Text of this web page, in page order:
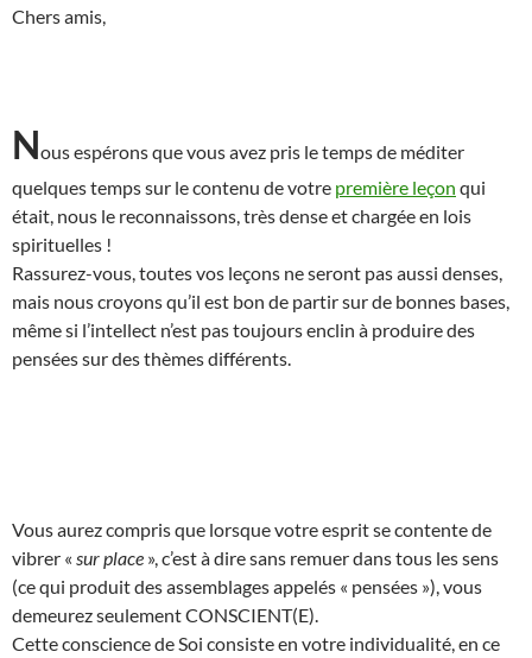
Chers amis,
Nous espérons que vous avez pris le temps de méditer
quelques temps sur le contenu de votre première leçon qui
était, nous le reconnaissons, très dense et chargée en lois
spirituelles !
Rassurez-vous, toutes vos leçons ne seront pas aussi denses,
mais nous croyons qu’il est bon de partir sur de bonnes bases,
même si l’intellect n’est pas toujours enclin à produire des
pensées sur des thèmes différents.
Vous aurez compris que lorsque votre esprit se contente de
vibrer « sur place », c’est à dire sans remuer dans tous les sens
(ce qui produit des assemblages appelés « pensées »), vous
demeurez seulement CONSCIENT(E).
Cette conscience de Soi consiste en votre individualité, en ce